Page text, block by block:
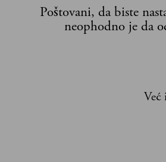
Poštovani, da biste
neophodno je da
Već